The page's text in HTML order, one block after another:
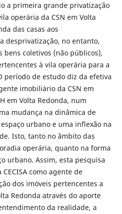
a primeira grande privatização
operária da CSN em Volta
das casas aos
desprivatização, no entanto,
bens coletivos (não públicos),
à vila operária para a
período de estudo diz da efetiva
imobiliário da CSN em
em Volta Redonda, num
mudança na dinâmica de
urbano e uma inflexão na
Isto, tanto no âmbito das
operária, quanto na forma
urbano. Assim, esta pesquisa
como agente de
dos imóveis pertencentes a
Redonda através do aporte
da realidade, a